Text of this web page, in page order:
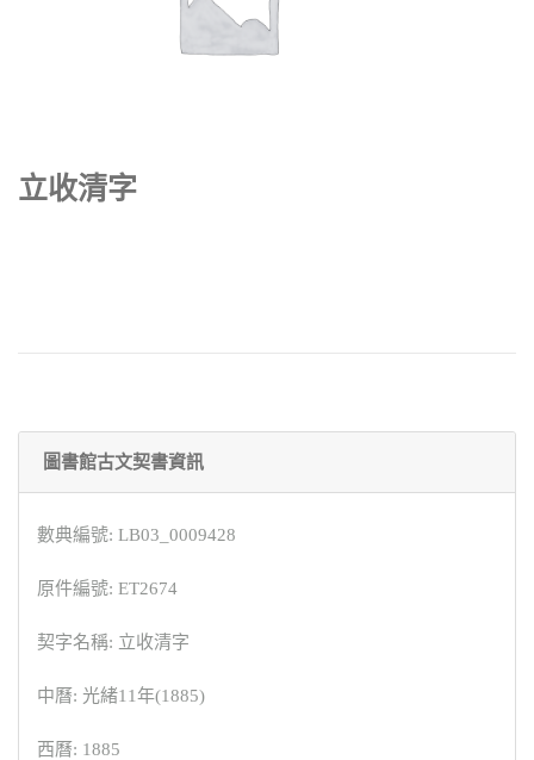
立收清字
圖書館古文契書資訊
數典編號: LB03_0009428
原件編號: ET2674
契字名稱: 立收清字
中曆: 光緒11年(1885)
西曆: 1885